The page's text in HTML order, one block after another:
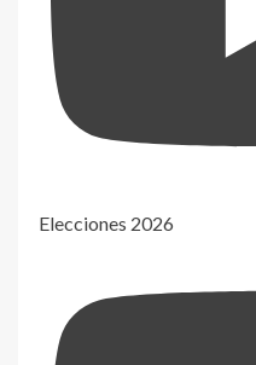
Elecciones 2026